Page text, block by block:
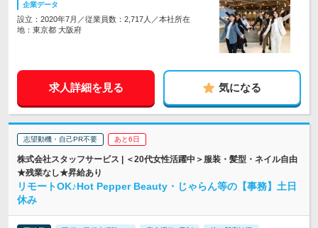
企業データ
設立：2020年7月／従業員数：2,717人／本社所在
地：東京都 大阪府
求人詳細を見る 気になる
志望動機・自己PR不要 あと6日
株式会社スタッフサービス | ＜20代女性活躍中＞服装・髪型・ネイル自由
★残業なし★昇給あり
リモートOK♪Hot Pepper Beauty・じゃらん等の【事務】土日
休み